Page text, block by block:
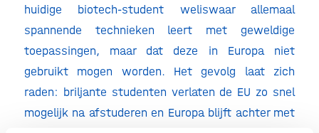
huidige biotech-student weliswaar allemaal
spannende technieken leert met geweldige
toepassingen, maar dat deze in Europa niet
gebruikt mogen worden. Het gevolg laat zich
raden: briljante studenten verlaten de EU zo snel
mogelijk na afstuderen en Europa blijft achter met